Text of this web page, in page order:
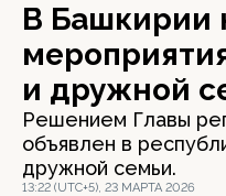
В Башкирии
и дружной
Решением Главы
объявлен в
дружной семьи.
13:22 (UTC+5), 23 МАРТА 2026